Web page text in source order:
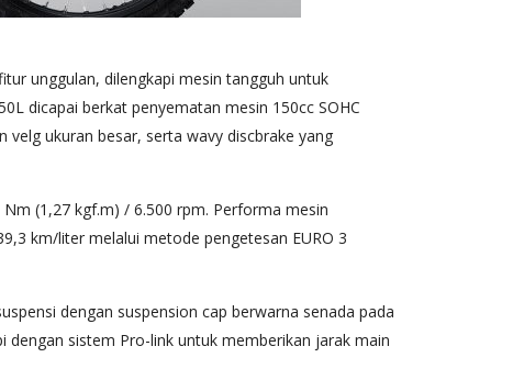
unggulan, dilengkapi mesin tangguh untuk
dicapai berkat penyematan mesin 150cc SOHC
ukuran besar, serta wavy discbrake yang
(1,27 kgf.m) / 6.500 rpm. Performa mesin
km/liter melalui metode pengetesan EURO 3
dengan suspension cap berwarna senada pada
dengan sistem Pro-link untuk memberikan jarak main